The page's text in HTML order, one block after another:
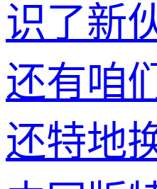
识了新
还有咱
还特地